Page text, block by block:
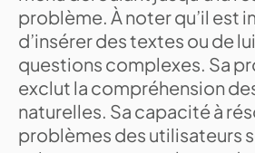
problème. À noter qu’il est
d’insérer des textes ou de
questions complexes. Sa
exclut la compréhension
naturelles. Sa capacité à
problèmes des utilisateurs